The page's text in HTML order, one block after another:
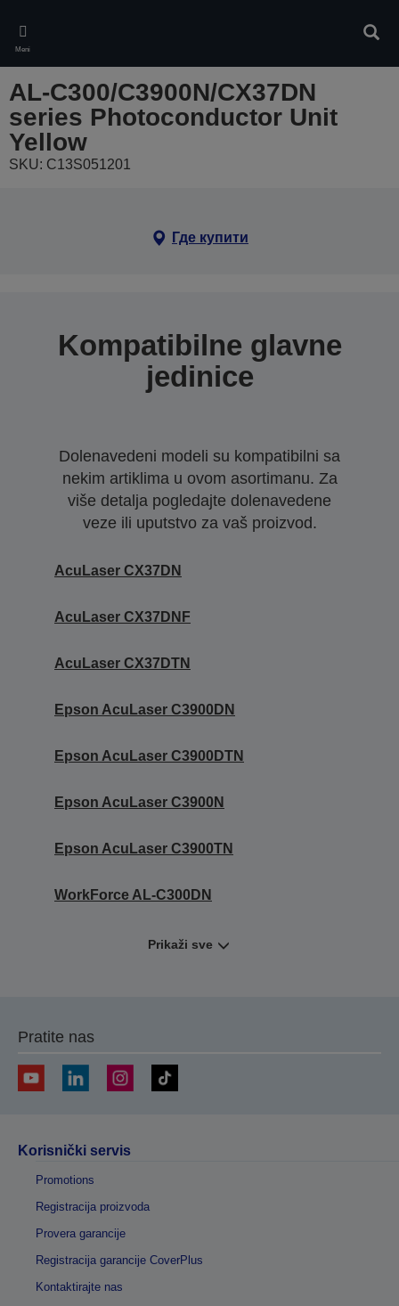
main
content
Meni
AL-C300/C3900N/CX37DN
series Photoconductor Unit
Yellow
SKU: C13S051201
Где купити
Kompatibilne glavne
jedinice
Dolenavedeni modeli su kompatibilni sa
nekim artiklima u ovom asortimanu. Za
više detalja pogledajte dolenavedene
veze ili uputstvo za vaš proizvod.
AcuLaser CX37DN
AcuLaser CX37DNF
AcuLaser CX37DTN
Epson AcuLaser C3900DN
Epson AcuLaser C3900DTN
Epson AcuLaser C3900N
Epson AcuLaser C3900TN
WorkForce AL-C300DN
Prikaži sve
Pratite nas
Korisnički servis
Promotions
Registracija proizvoda
Provera garancije
Registracija garancije CoverPlus
Kontaktirajte nas